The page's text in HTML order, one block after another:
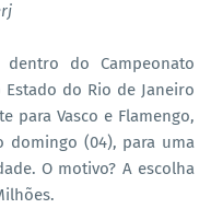
do Campeonato
Estado do Rio de Janeiro
para Vasco e Flamengo,
domingo (04), para uma
O motivo? A escolha